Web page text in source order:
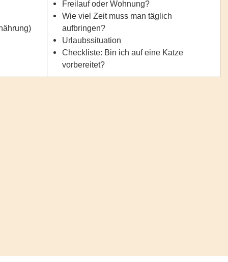
Freilauf oder Wohnung?
Wie viel Zeit muss man täglich
aufbringen?
Urlaubssituation
Checkliste: Bin ich auf eine Katze
vorbereitet?